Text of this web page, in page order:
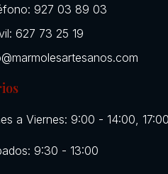
927 03 89 03
627 73 25 19
a Viernes: 9:00 - 14:00,
9:30 - 13:00